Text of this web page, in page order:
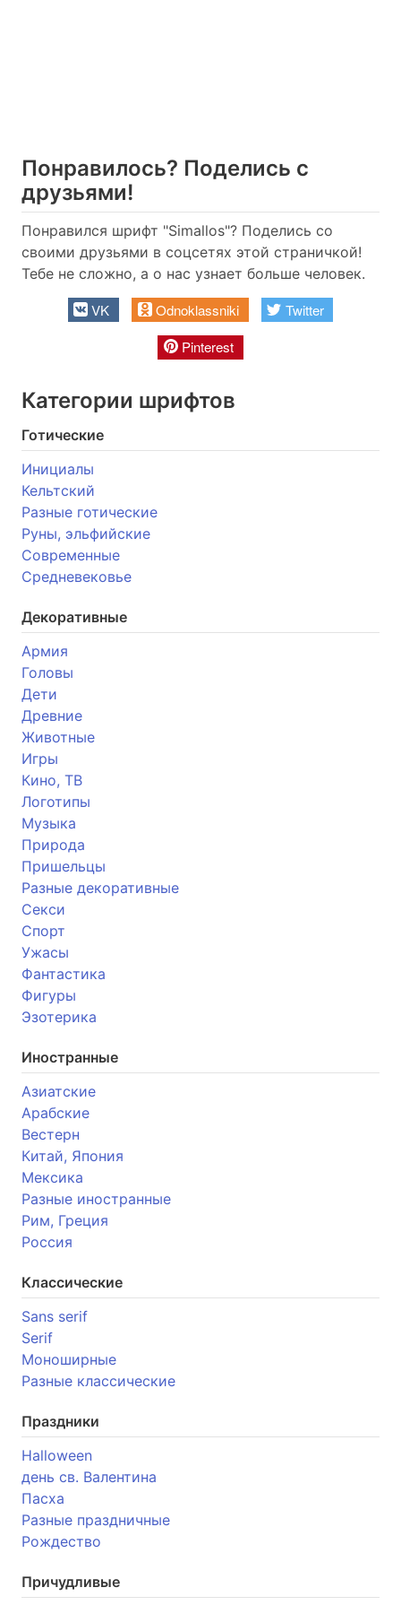
Понравилось? Поделись с
друзьями!
Понравился шрифт "Simallos"? Поделись со
своими друзьями в соцсетях этой страничкой!
Тебе не сложно, а о нас узнает больше человек.
VK Odnoklassniki
Twitter
Pinterest
Категории шрифтов
Готические
Инициалы
Кельтский
Разные готические
Руны, эльфийские
Современные
Средневековье
Декоративные
Армия
Головы
Дети
Древние
Животные
Игры
Кино, ТВ
Логотипы
Музыка
Природа
Пришельцы
Разные декоративные
Секси
Спорт
Ужасы
Фантастика
Фигуры
Эзотерика
Иностранные
Азиатские
Арабские
Вестерн
Китай, Япония
Мексика
Разные иностранные
Рим, Греция
Россия
Классические
Sans serif
Serif
Моноширные
Разные классические
Праздники
Halloween
день св. Валентина
Пасха
Разные праздничные
Рождество
Причудливые